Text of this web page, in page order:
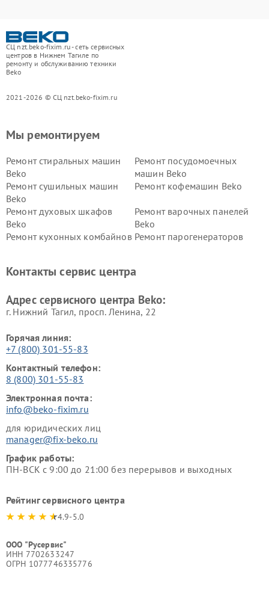
СЦ nzt.beko-fixim.ru - сеть сервисных
центров в Нижнем Тагиле по
ремонту и обслуживанию техники
Beko
2021-2026 © СЦ nzt.beko-fixim.ru
Мы ремонтируем
Ремонт стиральных машин
Beko
Ремонт посудомоечных
машин Beko
Ремонт сушильных машин
Beko
Ремонт кофемашин Beko
Ремонт духовых шкафов
Beko
Ремонт варочных панелей
Beko
Ремонт кухонных комбайнов Ремонт парогенераторов
Ремонт холодильников Beko Ремонт морозильных камер
Контакты сервис центра
Адрес сервисного центра Beko:
г. Нижний Тагил, просп. Ленина, 22
Горячая линия:
+7 (800) 301-55-83
Контактный телефон:
8 (800) 301-55-83
Электронная почта:
info@beko-fixim.ru
для юридических лиц
manager@fix-beko.ru
График работы:
ПН-ВСК с 9:00 до 21:00 без перерывов и выходных
Рейтинг сервисного центра
4.9-5.0
ООО "Русервис"
ИНН 7702633247
ОГРН 1077746335776